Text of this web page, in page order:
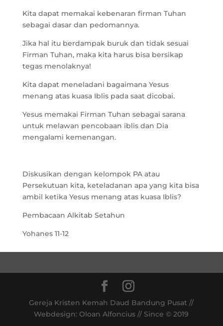
Kita dapat memakai kebenaran firman Tuhan
sebagai dasar dan pedomannya.
Jika hal itu berdampak buruk dan tidak sesuai
Firman Tuhan, maka kita harus bisa bersikap
tegas menolaknya!
Kita dapat meneladani bagaimana Yesus
menang atas kuasa Iblis pada saat dicobai.
Yesus memakai Firman Tuhan sebagai sarana
untuk melawan pencobaan iblis dan Dia
mengalami kemenangan.
Diskusikan dengan kelompok PA atau
Persekutuan kita, keteladanan apa yang kita bisa
ambil ketika Yesus menang atas kuasa Iblis?
Pembacaan Alkitab Setahun
Yohanes 11-12
Gereja Kristen Kemah Daud Bandung Pusat //
Webdesign: Oloan Alfoncius // Since © 2019